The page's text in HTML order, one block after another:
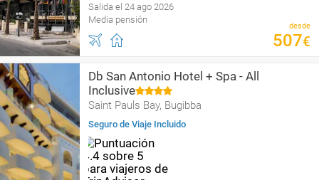
Salida el 24 ago 2026
Media pensión
desde
507€
Db San Antonio Hotel + Spa - All
Inclusive
Saint Pauls Bay, Bugibba
Seguro de Viaje Incluido